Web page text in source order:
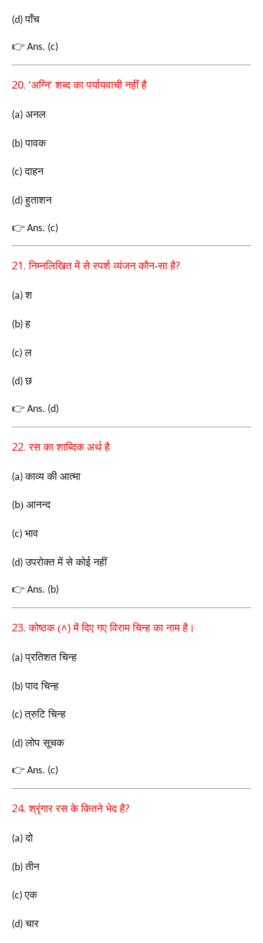
(d)पाँच
👉 Ans. (c)
20. 'अग्नि'शब्द का पर्यायवाची नहीं है
(a) अनल
(b)पावक
(c)दाहन
(d)हुताशन
👉 Ans. (c)
21.निम्नलिखित में से स्पर्श व्यंजन कौन-सा है?
(a)श
(b)ह
(c)ल
(d)छ
👉 Ans. (d)
22.रस का शाब्दिक अर्थ है
(a)काव्य की आत्मा
(b) आनन्द
(c) भाव
(d)उपरोक्त में से कोई नहीं
👉 Ans. (b)
23.कोष्ठक (˄)में दिए गए विराम चिन्ह का नाम है।
(a)प्रतिशत चिन्ह
(b)पाद चिन्ह
(c)त्रुटि चिन्ह
(d)लोप सूचक
👉 Ans. (c)
24.श्रृंगार रस के कितने भेद है?
(a)दो
(b)तीन
(c)एक
(d)चार